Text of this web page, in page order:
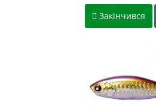
Закінчився